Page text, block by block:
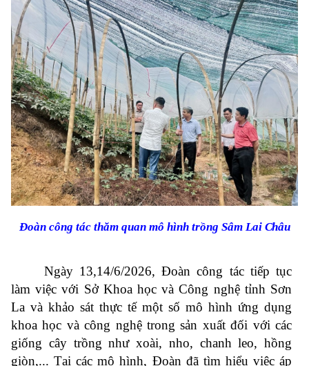
Đoàn công tác thăm quan mô hình trồng Sâm Lai Châu
Ngày 13,14/6/2026, Đoàn công tác tiếp tục
làm việc với Sở Khoa học và Công nghệ tỉnh Sơn
La và khảo sát thực tế một số mô hình ứng dụng
khoa học và công nghệ trong sản xuất đối với các
giống cây trồng như xoài, nho, chanh leo, hồng
giòn,... Tại các mô hình, Đoàn đã tìm hiểu việc áp